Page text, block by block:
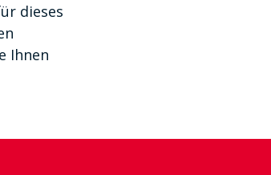
dieses
Ihnen